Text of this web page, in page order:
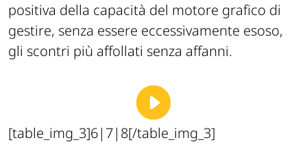
positiva della capacità del motore grafico di
gestire, senza essere eccessivamente esoso,
gli scontri più affollati senza affanni.
[table_img_3]6|7|8[/table_img_3]